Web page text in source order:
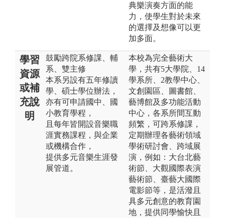
典樂演奏方面的能
力，使學生對於未來
的選擇及想像可以更
加多面。
學習
資源
或補
充說
明
鼓勵跨院系修課、輔
系、雙主修
本系另設有五年修讀
學、碩士學位辦法，
亦有可申請國中、國
小教育學程，
且每年皆開設音樂職
涯實務課程，與企業
或機構合作，
提供多元音樂生涯發
展管道。
本校為完全藝術大
學，共有5大學院、14
學系所、2教學中心、
文創園區、圖書館、
藝博館及多功能活動
中心，各系所間互動
頻繁，可跨系修課，
定期辦理各藝術領域
學術研討會、跨域展
演，例如：大台北藝
術節、大觀國際表演
藝術節、臺藝大國際
電影節等，是活潑且
具多元創意的教育園
地，提供同學愉快且